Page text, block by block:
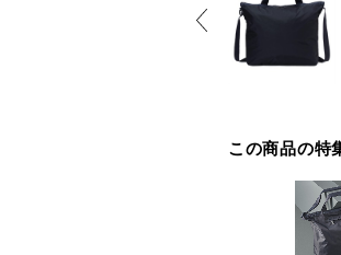
この商品の特